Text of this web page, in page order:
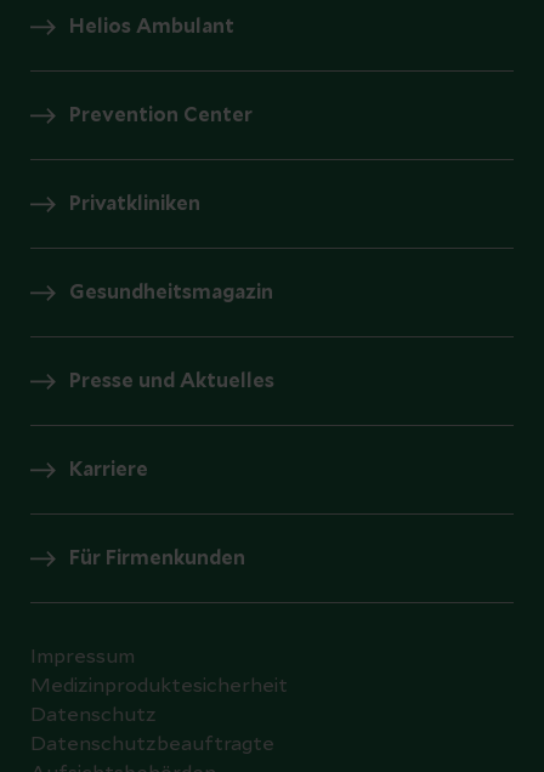
Helios Ambulant
Prevention Center
Privatkliniken
Gesundheitsmagazin
Presse und Aktuelles
Karriere
Für Firmenkunden
Impressum
Medizinproduktesicherheit
Datenschutz
Datenschutzbeauftragte